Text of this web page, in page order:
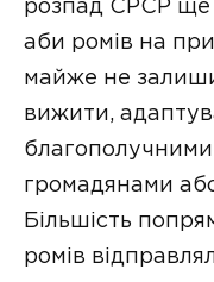
розпад СРСР ще
аби ромів на
майже не
вижити,
громадянами
Більшість
ромів